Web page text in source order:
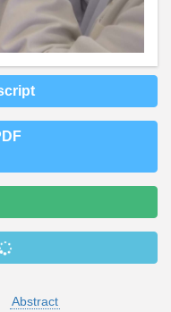
Abstract